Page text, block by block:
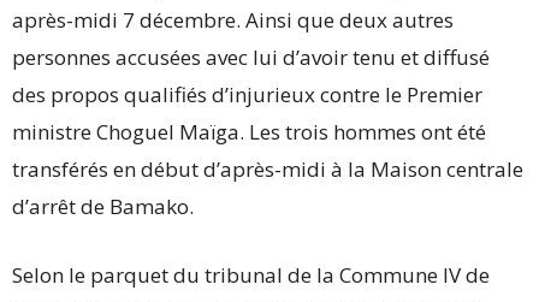
après-midi 7 décembre. Ainsi que deux autres
personnes accusées avec lui d’avoir tenu et diffusé
des propos qualifiés d’injurieux contre le Premier
ministre Choguel Maïga. Les trois hommes ont été
transférés en début d’après-midi à la Maison centrale
d’arrêt de Bamako.
Selon le parquet du tribunal de la Commune IV de